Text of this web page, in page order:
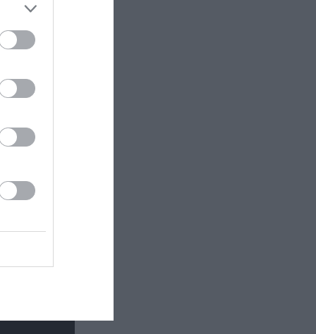
έκθεση